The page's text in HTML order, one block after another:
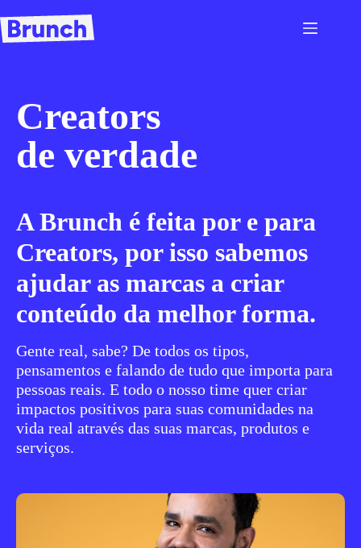
Creators
de verdade
A Brunch é feita por e para
Creators, por isso sabemos
ajudar as marcas a criar
conteúdo da melhor forma.
Gente real, sabe? De todos os tipos,
pensamentos e falando de tudo que importa para
pessoas reais. E todo o nosso time quer criar
impactos positivos para suas comunidades na
vida real através das suas marcas, produtos e
serviços.